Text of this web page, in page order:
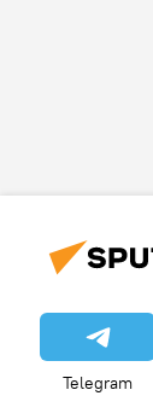
Telegram